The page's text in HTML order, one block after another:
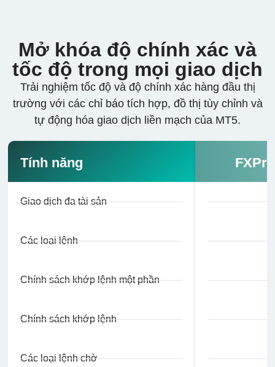
Mở khóa độ chính xác và
tốc độ trong mọi giao dịch
Trải nghiệm tốc độ và độ chính xác hàng đầu thị
trường với các chỉ báo tích hợp, đồ thị tùy chỉnh và
tự động hóa giao dịch liền mạch của MT5.
Tính năng
Giao dịch đa tài sản
Các loại lệnh
Chính sách khớp lệnh một phần
Chính sách khớp lệnh
Các loại lệnh chờ